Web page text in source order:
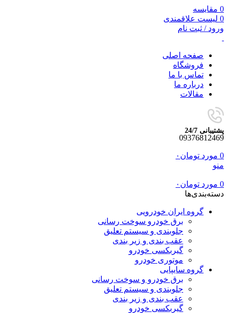
0 مقایسه
0 لیست علاقمندی
ورود / ثبت نام
صفحه اصلی
فروشگاه
تماس با ما
درباره ما
مقالات
پشتیبانی 24/7
09376812469
0 مورد تومان ۰
منو
0 مورد تومان ۰
دسته‌بندی‌ها
گروه ایران خودرویی
برق خودرو سوخت رسانی
جلوبندی و سیستم تعلیق
عقب بندی و زیر بندی
گیربکسی خودرو
موتوری خودرو
گروه سایپایی
برق خودرو و سوخت رسانی
جلوبندی و سیستم تعلیق
عقب بندی و زیر بندی
گیربکسی خودرو